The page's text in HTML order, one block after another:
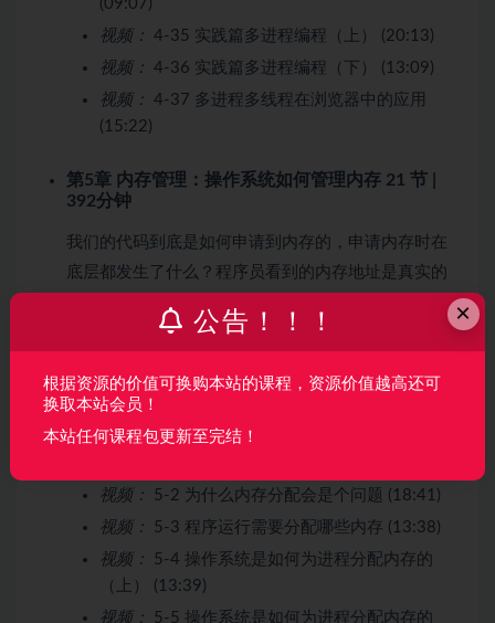
(09:07)
视频： 4-35 实践篇多进程编程（上） (20:13)
视频： 4-36 实践篇多进程编程（下） (13:09)
视频： 4-37 多进程多线程在浏览器中的应用
(15:22)
第5章 内存管理：操作系统如何管理内存 21 节 |
392分钟
我们的代码到底是如何申请到内存的，申请内存时在
底层都发生了什么？程序员看到的内存地址是真实的
吗？ 为什么程序员可以申请到比物理内存还要大的内
存块？虚拟内存到底是怎么一回事？本章为你揭晓答
收起列表
视频：
5-2 为什么内存分配会是个问题 (18:41)
视频：
5-3 程序运行需要分配哪些内存 (13:38)
视频：
5-4 操作系统是如何为进程分配内存的
（上） (13:39)
视频：
5-5 操作系统是如何为进程分配内存的
×
公告！！！
根据资源的价值可换购本站的课程，资源价值越高还可
换取本站会员！
本站任何课程包更新至完结！